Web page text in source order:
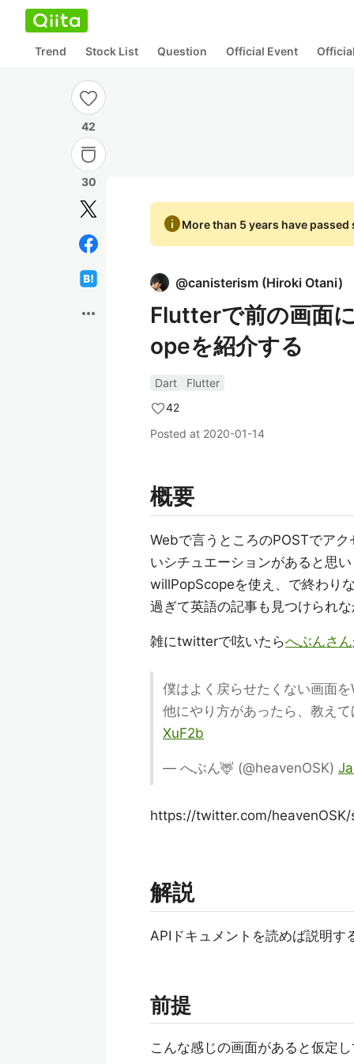
Trend Stock List Question Official Event
42
30
more_horiz
infoMore than 5 years have
@canisterism (Hiroki Otani)
Flutterで前の画面
opeを紹介する
Dart
Flutter
42
Posted at 2020-01-14
概要
Webで言うところのPOSTでア
いシチュエーションがあると思
willPopScopeを使え、で終わり
過ぎて英語の記事も見つけられ
雑にtwitterで呟いたらへぶんさん
僕はよく戻らせたくない画面
他にやり方があったら、教え
XuF2b
— へぶん🦌 (@heavenOSK)
https://twitter.com/
解説
APIドキュメントを読めば説明す
前提
こんな感じの画面があると仮定